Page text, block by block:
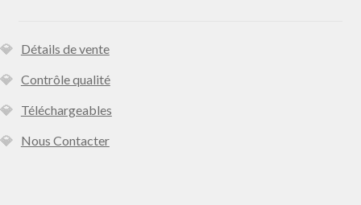
Détails de vente
Contrôle qualité
Téléchargeables
Nous Contacter